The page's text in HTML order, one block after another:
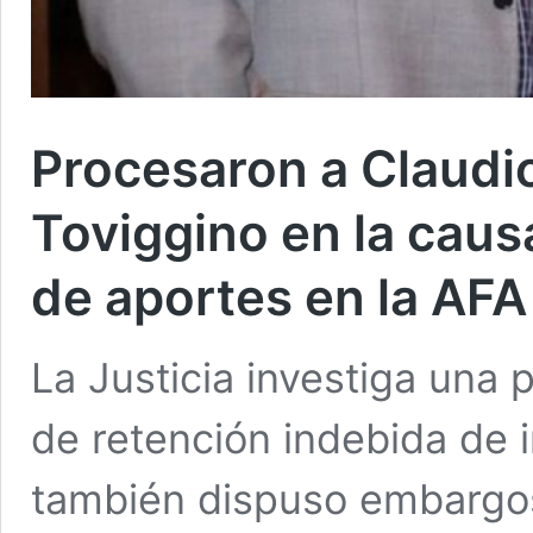
Procesaron a
Toviggino en la
de aportes en la AFA
La Justicia investiga una
de retención indebida de
también dispuso